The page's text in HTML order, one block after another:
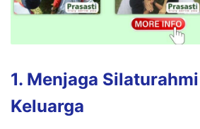
1. Menjaga Silaturahmi
Keluarga